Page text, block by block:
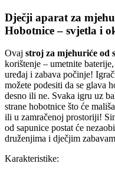
Dječji aparat za
Hobotnice – svjetla i
Ovaj stroj za mjehuriće od
korištenje – umetnite
uređaj i zabava počinje!
možete podesiti da se glava
desno ili ne. Svaka igru uz
strane hobotnice što će
ili u zamračenoj prostoriji!
od sapunice postat će
druženjima i dječjim
Karakteristike: